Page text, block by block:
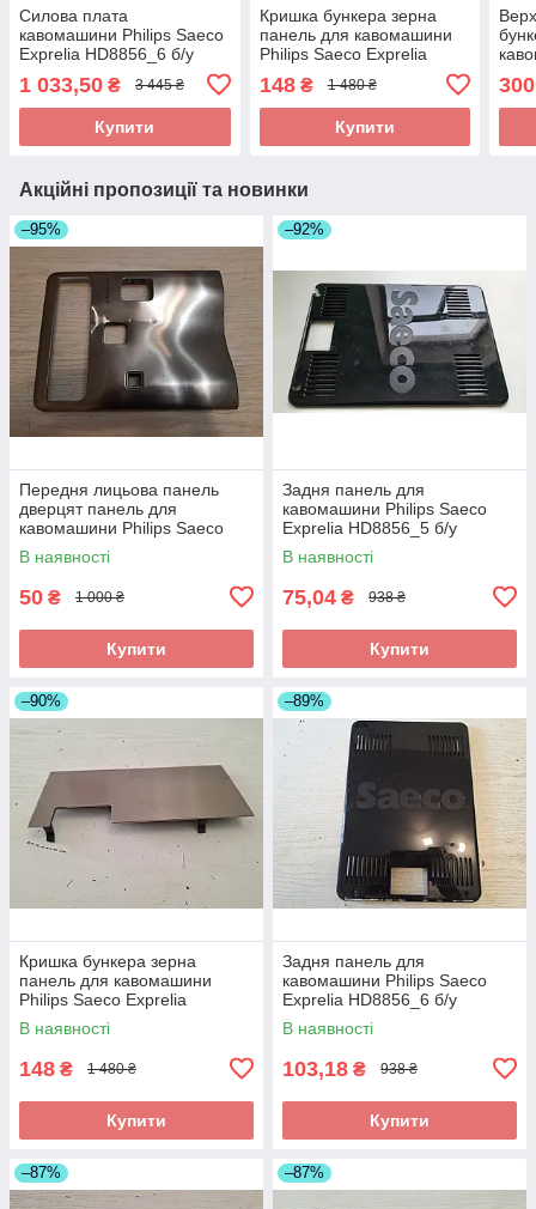
Силова плата
кавомашини Philips Saeco
Exprelia HD8856_6 б/у
1.9.30.189.00_V01
1 033,50 ₴ 3 445 ₴
Купити
Кришка бункера зерна
панель для кавомашини
Philips Saeco Exprelia
148₴ 1 480 ₴
Купити
300
Акційні пропозиції та новинки
–95%
Передня лицьова панель
дверцят панель для
кавомашини Philips Saeco
Exprelia EVO HD8857 б/
у_дефект
В наявності
50 ₴ 1 000 ₴
Купити
–92%
Задня панель для
кавомашини Philips Saeco
Exprelia HD8856_5 б/у
_дефект
В наявності
75,04 ₴ 938 ₴
Купити
–90%
Кришка бункера зерна
панель для кавомашини
Philips Saeco Exprelia
HD8856_4 б/у _дефект
В наявності
148 ₴ 1 480 ₴
Купити
–89%
Задня панель для
кавомашини Philips Saeco
Exprelia HD8856_6 б/у
В наявності
103,18 ₴ 938 ₴
Купити
–87% –87%